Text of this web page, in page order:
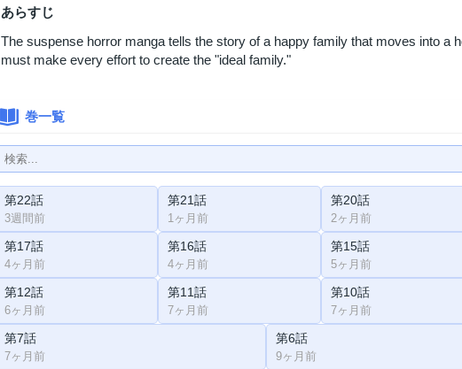
あらすじ
The suspense horror manga tells the story of a happy family that moves into a
must make every effort to create the "ideal family."
巻一覧
第22話
3週間前
第21話
1ヶ月前
第20話
2ヶ月前
第17話
4ヶ月前
第16話
4ヶ月前
第15話
5ヶ月前
第12話
6ヶ月前
第11話
7ヶ月前
第10話
7ヶ月前
第7話
7ヶ月前
第6話
9ヶ月前